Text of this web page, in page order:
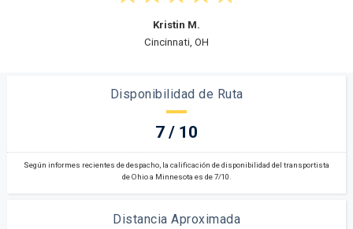
Brooklyn Park, MN
Disponibilidad de Ruta
7 / 10
Según informes recientes de despacho, la calificación de disponibilidad del transportista
de Ohio a Minnesota es de 7/10.
Distancia Aproximada